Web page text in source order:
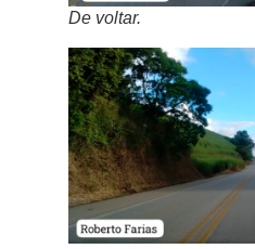
De voltar.